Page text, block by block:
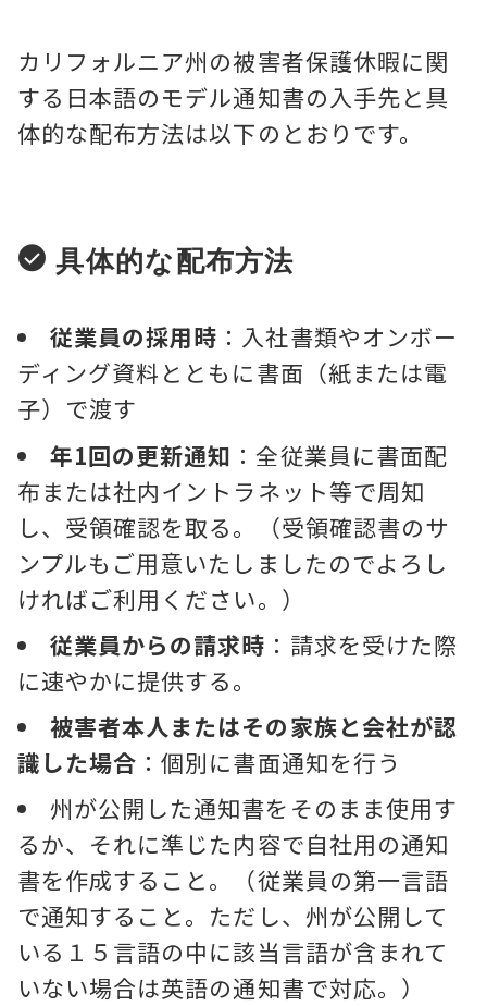
カリフォルニア州の被害者保護休暇に関
する日本語のモデル通知書の入手先と具
体的な配布方法は以下のとおりです。
具体的な配布方法
従業員の採用時 ：入社書類やオンボー
ディング資料とともに書面（紙または電
子）で渡す
年1回の更新通知 ：全従業員に書面配
布または社内イントラネット等で周知
し、受領確認を取る。（受領確認書のサ
ンプルもご用意いたしましたのでよろし
ければご利用ください。）
従業員からの請求時 ：請求を受けた際
に速やかに提供する。
被害者本人またはその家族と会社が認
識した場合 ：個別に書面通知を行う
州が公開した通知書をそのまま使用す
るか、それに準じた内容で自社用の通知
書を作成すること。（従業員の第一言語
で通知すること。ただし、州が公開して
いる１５言語の中に該当言語が含まれて
いない場合は英語の通知書で対応。）